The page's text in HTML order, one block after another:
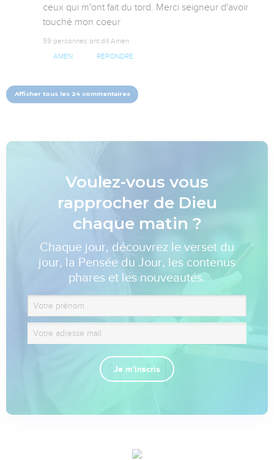
ceux qui m'ont fait du tord. Merci seigneur d'avoir
touché mon coeur
59 personnes ont dit Amen
AMEN RÉPONDRE
Afficher tous les 24 commentaires
Voulez-vous vous
rapprocher de Dieu
chaque matin ?
Chaque jour, découvrez le verset du
jour, la Pensée du Jour, les contenus
phares et les nouveautés.
Je m'inscris